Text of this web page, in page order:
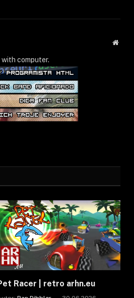
Strona
with computer.
Racer | retro arhn.eu